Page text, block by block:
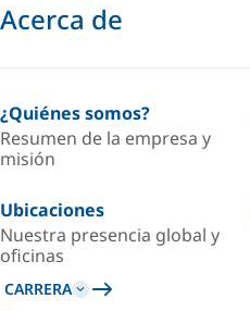
Acerca de
¿Quiénes somos?
Resumen de la empresa y
misión
Ubicaciones
Nuestra presencia global y
oficinas
CARRERA